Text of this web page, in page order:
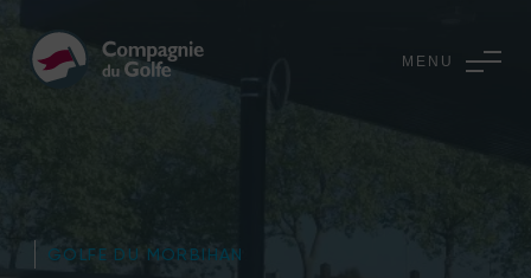
MENU
GOLFE DU MORBIHAN